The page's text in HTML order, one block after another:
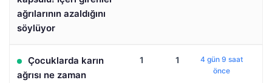
ağrılarının azaldığını
söylüyor
Çocuklarda karın
ağrısı ne zaman
1 1
4 gün 9 saat
önce